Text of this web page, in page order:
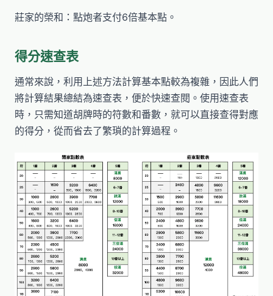
莊家的榮和：點炮者支付6倍基本點。
得分速查表
通常來說，利用上述方法計算基本點較為複雜，因此人們
將計算結果總結為速查表，便於快速查閱。使用速查表
時，只需知道胡牌時的符數和番數，就可以直接查得對應
的得分，從而省去了繁瑣的計算過程。